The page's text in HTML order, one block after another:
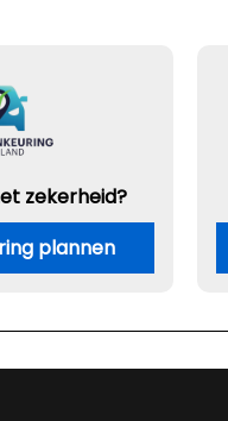
zekerheid?
plannen